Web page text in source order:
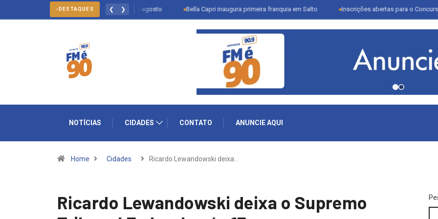
DESTAQUES ❮ ❯
Multivacinação de Salto vai até 31 de agosto Bella Capri inaugura primeira franquia em Salto Inscrições abertas para o Concurso
NOTÍCIAS CIDADES CONTATO ANUNCIE AQUI
Home Cidades Ricardo Lewandowski deixa…
Ricardo Lewandowski deixa o Supremo